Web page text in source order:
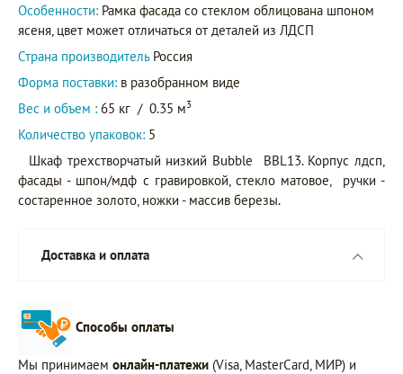
Особенности: Рамка фасада со стеклом облицована шпоном
ясеня, цвет может отличаться от деталей из ЛДСП
Страна производитель Россия
Форма поставки: в разобранном виде
Вес и объем : 65 кг / 0.35 м3
Количество упаковок: 5
Шкаф трехстворчатый низкий Bubble BBL13. Корпус лдсп,
фасады - шпон/мдф с гравировкой, стекло матовое, ручки -
состаренное золото, ножки - массив березы.
Доставка и оплата
Способы оплаты
Мы принимаем онлайн-платежи (Visa, MasterCard, МИР) и